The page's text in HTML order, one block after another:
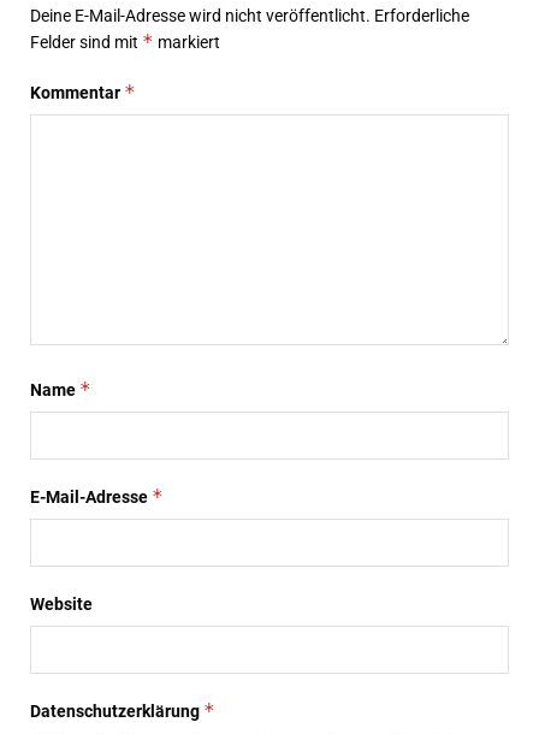
Deine E-Mail-Adresse wird nicht veröffentlicht. Erforderliche
Felder sind mit * markiert
Kommentar *
Name *
E-Mail-Adresse *
Website
Datenschutzerklärung *